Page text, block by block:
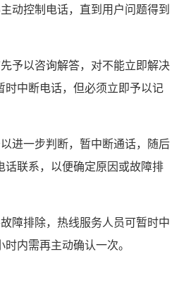
控制电话，直到用户问题得到
以咨询解答，对不能立即解决
时中断电话，但必须立即予以记
一步判断，暂中断通话，随后
联系，以便确定原因或故障排
排除，热线服务人员可暂时中
内需再主动确认一次。